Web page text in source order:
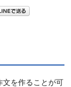
文を作ることが可